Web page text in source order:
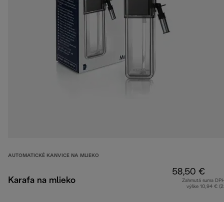
AUTOMATICKÉ KANVICE NA MLIEKO
Karafa na mlieko
58,50 €
Zahrnutá suma
výške 10,94 €